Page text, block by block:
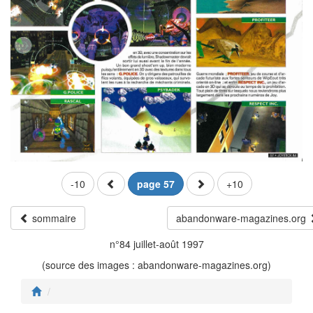
-10 page 57 +10
sommaire
abandonware-magazines.org
n°84 juillet-août 1997
(source des images : abandonware-magazines.org)